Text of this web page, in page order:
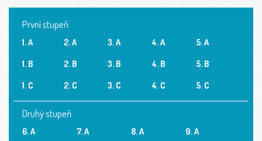
První stupeň
1. A
1. B
1. C
2. A
2. B
2. C
3. A
3. B
3. C
4. A
4. B
4. C
5. A
5. B
5. C
Druhý stupeň
6. A 7. A 8. A 9. A